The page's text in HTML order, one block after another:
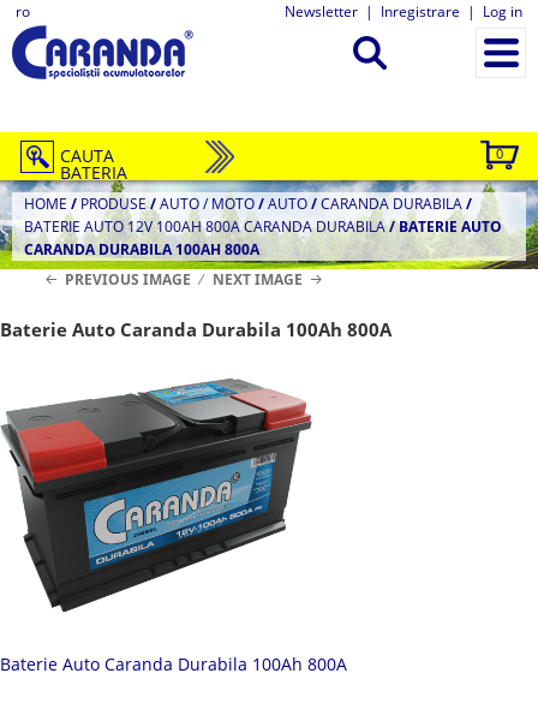
ro Newsletter | Inregistrare | Log in
0
CAUTA
BATERIA
HOME / PRODUSE/AUTO / MOTO/AUTO/CARANDA DURABILA/
BATERIE AUTO 12V 100AH 800A CARANDA DURABILA/BATERIE AUTO
CARANDA DURABILA 100AH 800A
PREVIOUS IMAGE
NEXT IMAGE
Baterie Auto Caranda Durabila 100Ah 800A
Baterie Auto Caranda Durabila 100Ah 800A